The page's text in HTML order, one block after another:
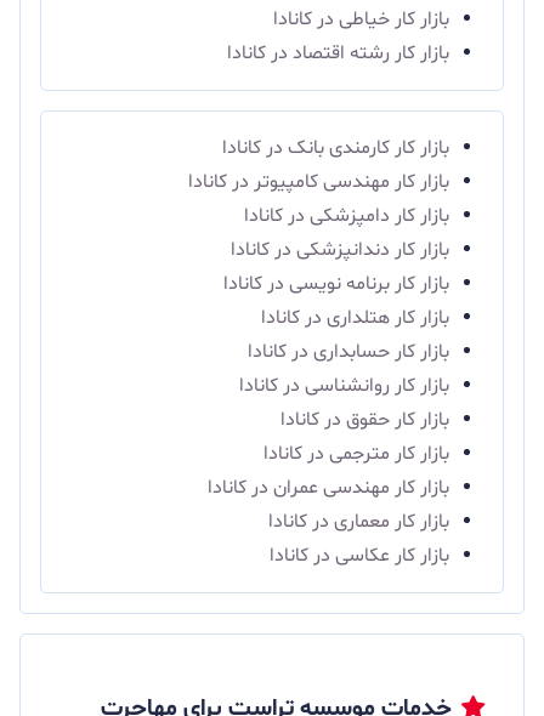
بازار کار خیاطی در کانادا
بازار کار رشته اقتصاد در کانادا
بازار کار کارمندی بانک در کانادا
بازار کار مهندسی کامپیوتر در کانادا
بازار کار دامپزشکی در کانادا
بازار کار دندانپزشکی در کانادا
بازار کار برنامه نویسی در کانادا
بازار کار هتلداری در کانادا
بازار کار حسابداری در کانادا
بازار کار روانشناسی در کانادا
بازار کار حقوق در کانادا
بازار کار مترجمی در کانادا
بازار کار مهندسی عمران در کانادا
بازار کار معماری در کانادا
بازار کار عکاسی در کانادا
خدمات موسسه تراست برای مهاجرت